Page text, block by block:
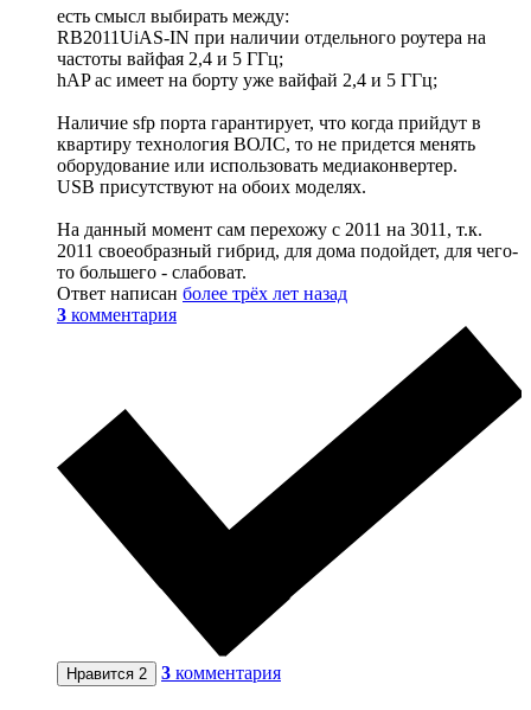
есть смысл выбирать между:
RB2011UiAS-IN при наличии отдельного роутера на
частоты вайфая 2,4 и 5 ГГц;
hAP ac имеет на борту уже вайфай 2,4 и 5 ГГц;
Наличие sfp порта гарантирует, что когда прийдут в
квартиру технология ВОЛС, то не придется менять
оборудование или использовать медиаконвертер.
USB присутствуют на обоих моделях.
На данный момент сам перехожу с 2011 на 3011, т.к.
2011 своеобразный гибрид, для дома подойдет, для чего-
то большего - слабоват.
Ответ написан более трёх лет назад
3 комментария
Нравится 2 3 комментария